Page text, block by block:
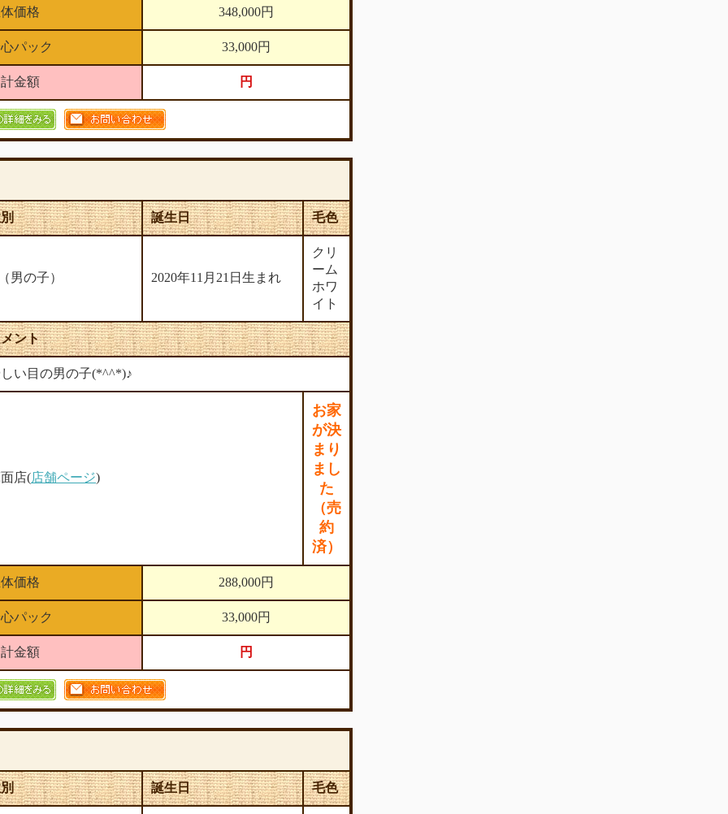
価格 348,000円
パック 33,000円
金額 円
誕生日 毛色
男の子） 2020年11月21日生まれ
クリ
ーム
ホワ
イト
ント
い目の男の子(*^^*)♪
店(店舗ページ)
お家
が決
まり
まし
た
（売
約
済）
価格 288,000円
パック 33,000円
金額 円
誕生日 毛色